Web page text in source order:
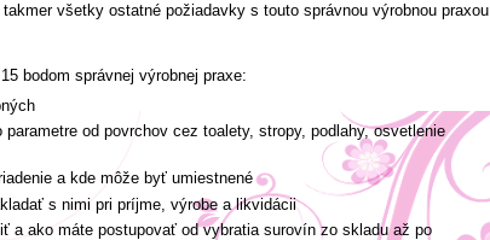
všetky ostatné požiadavky s touto správnou výrobnou praxou
bodom správnej výrobnej praxe:
od povrchov cez toalety, stropy, podlahy, osvetlenie
a kde môže byť umiestnené
s nimi pri príjme, výrobe a likvidácii
a ako máte postupovať od vybratia surovín zo skladu až po